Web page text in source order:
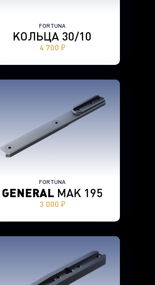
FORTUNA
КОЛЬЦА 30/10
4 700 ₽
FORTUNA
GENERALMAK 195
3 000 ₽